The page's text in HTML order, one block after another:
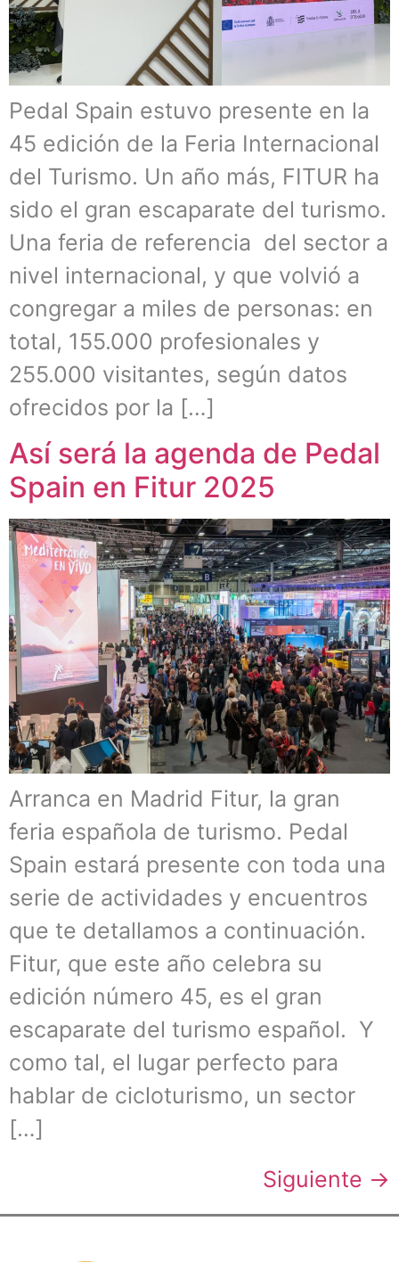
Pedal Spain estuvo presente en la
45 edición de la Feria Internacional
del Turismo. Un año más, FITUR ha
sido el gran escaparate del turismo.
Una feria de referencia del sector a
nivel internacional, y que volvió a
congregar a miles de personas: en
total, 155.000 profesionales y
255.000 visitantes, según datos
ofrecidos por la […]
Así será la agenda de Pedal
Spain en Fitur 2025
Arranca en Madrid Fitur, la gran
feria española de turismo. Pedal
Spain estará presente con toda una
serie de actividades y encuentros
que te detallamos a continuación.
Fitur, que este año celebra su
edición número 45, es el gran
escaparate del turismo español. Y
como tal, el lugar perfecto para
hablar de cicloturismo, un sector
[…]
Siguiente →